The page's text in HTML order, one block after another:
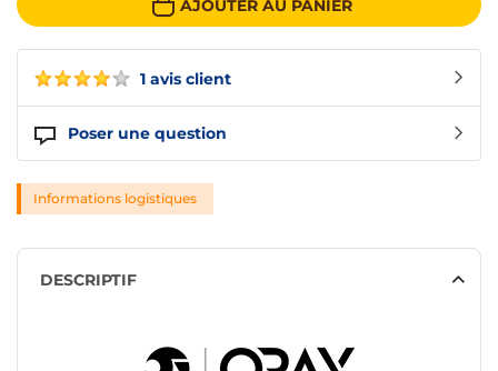
1 avis client
Poser une question
AJOUTER AU PANIER
Informations logistiques
DESCRIPTIF